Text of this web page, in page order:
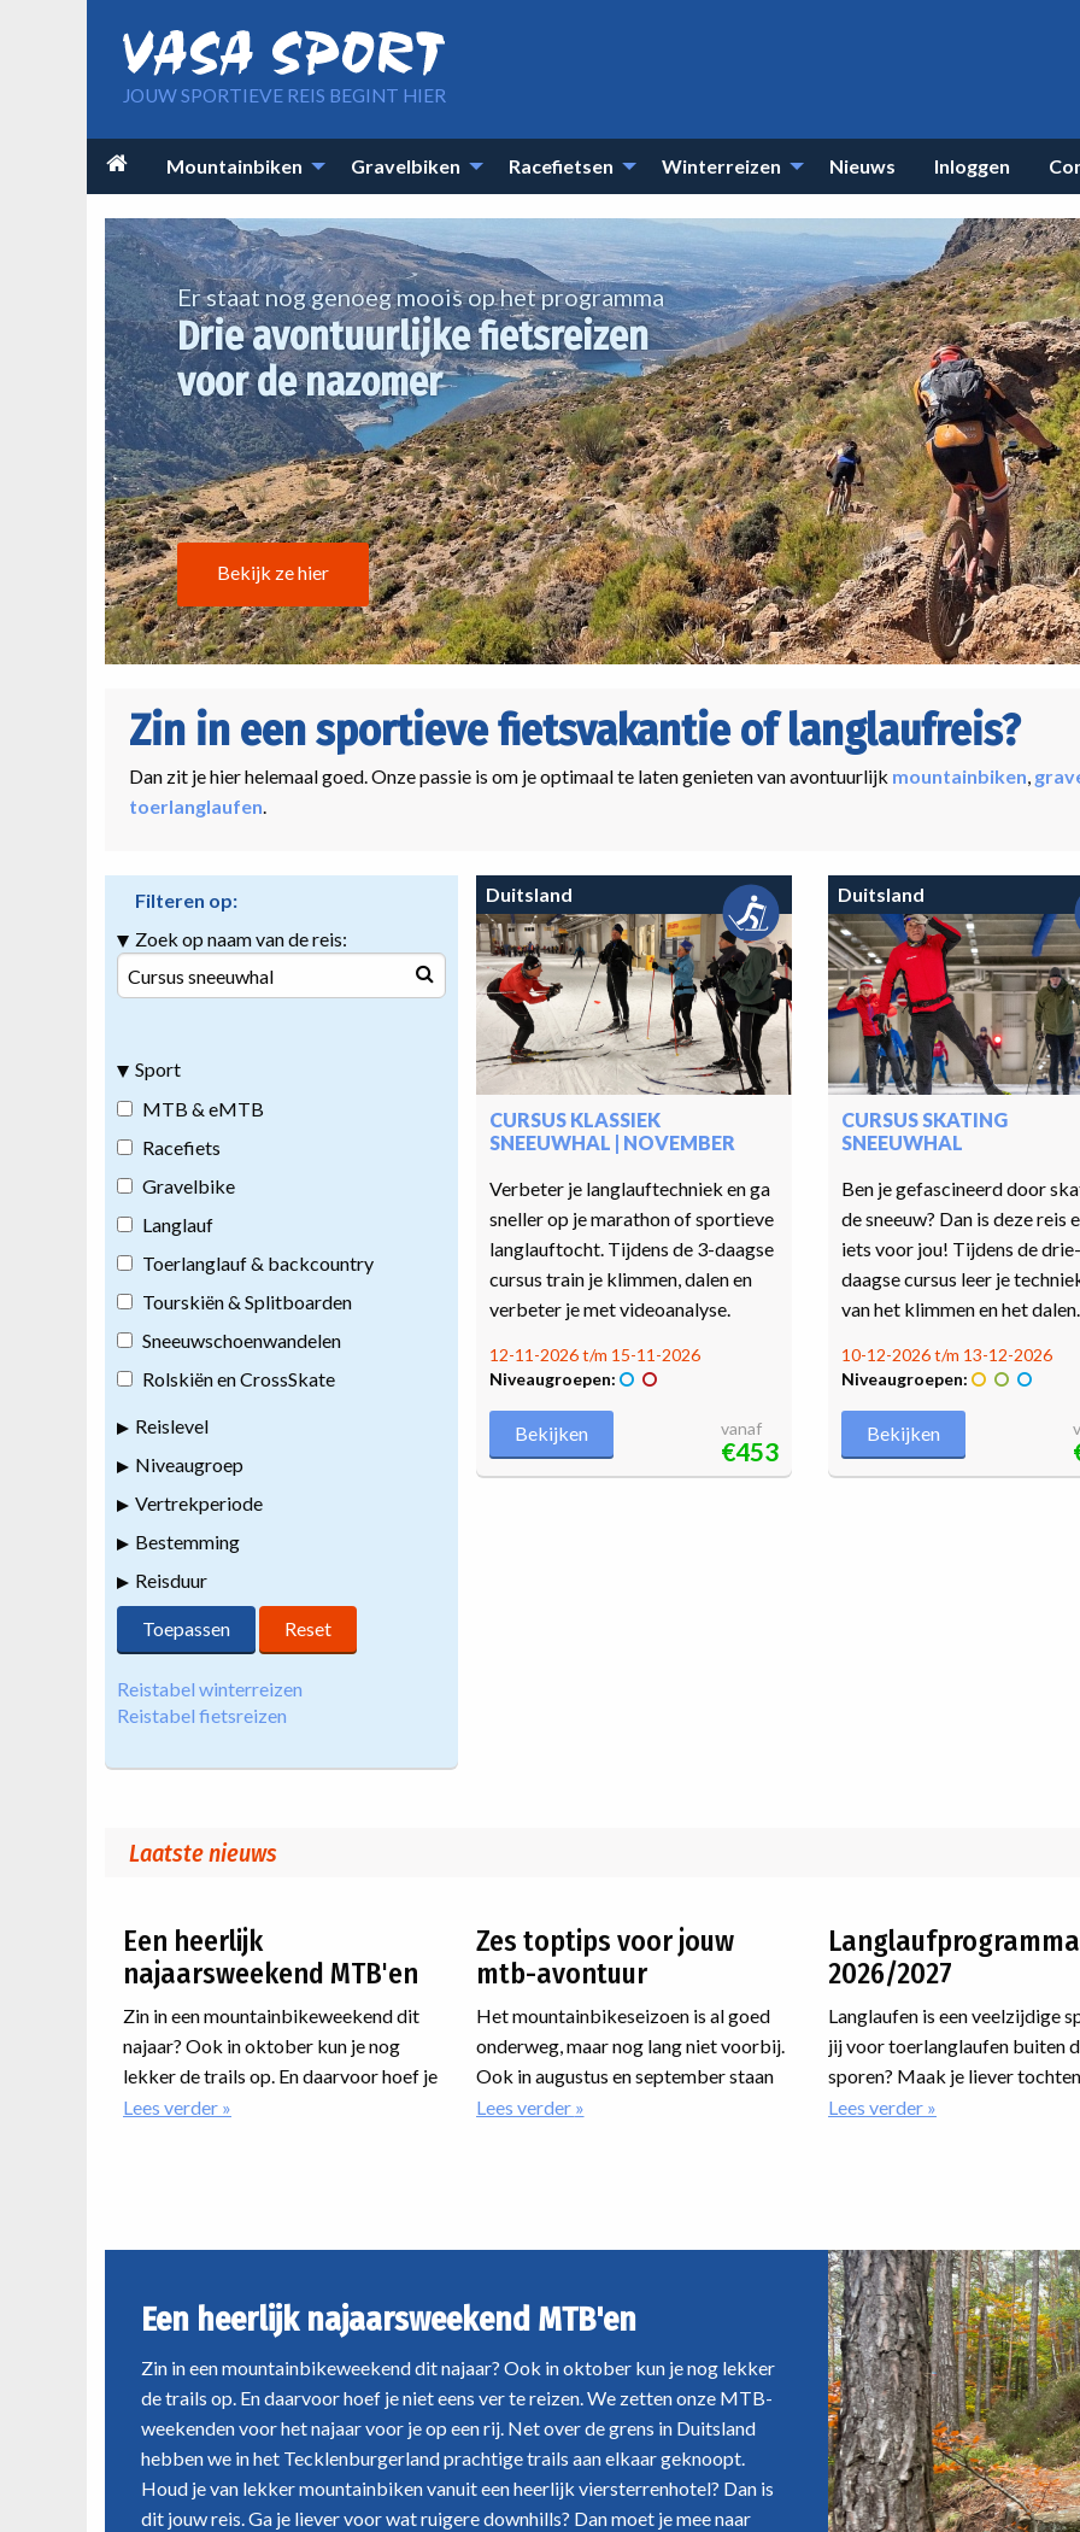
JOUW SPORTIEVE REIS BEGINT HIER
Main
navigation
 Mountainbiken Gravelbiken Racefietsen Winterreizen Nieuws Inloggen
Er staat nog genoeg moois op het programma
Drie avontuurlijke fietsreizen
voor de nazomer
Bekijk ze hier
Zin in een sportieve fietsvakantie of langlaufreis?
Dan zit je hier helemaal goed. Onze passie is om je optimaal te laten genieten van avontuurlijk mountainbiken,
toerlanglaufen.
Filteren op:
Zoek op naam van de reis:
Sport
MTB & eMTB
Racefiets
Gravelbike
Langlauf
Toerlanglauf & backcountry
Tourskiën & Splitboarden
Sneeuwschoenwandelen
Rolskiën en CrossSkate
Reislevel
Niveaugroep
Vertrekperiode
Bestemming
Reisduur
Reistabel winterreizen
Reistabel fietsreizen
Duitsland
CURSUS KLASSIEK
SNEEUWHAL | NOVEMBER
Verbeter je langlauftechniek en ga
sneller op je marathon of sportieve
langlauftocht. Tijdens de 3-daagse
cursus train je klimmen, dalen en
verbeter je met videoanalyse.
12-11-2026 t/m 15-11-2026
Niveaugroepen:
Bekijken vanaf
€453
Duitsland
CURSUS SKATING
SNEEUWHAL
Ben je gefascineerd door
de sneeuw? Dan is deze reis
iets voor jou! Tijdens de drie-
daagse cursus leer je
van het klimmen en het dalen.
10-12-2026 t/m 13-12-2026
Niveaugroepen:
Bekijken
Laatste nieuws
Een heerlijk
najaarsweekend MTB'en
Zin in een mountainbikeweekend dit
najaar? Ook in oktober kun je nog
lekker de trails op. En daarvoor hoef je
niet eens ver te reizen. We zetten onze
aan elkaar geknoopt. Houd je van
heerlijk viersterrenhotel? Dan is dit
downhills? Dan moet je mee naar
België!
Lees verder over
Zes toptips voor jouw
mtb-avontuur
Het mountainbikeseizoen is al goed
onderweg, maar nog lang niet voorbij.
Ook in augustus en september staan
er nog een paar hele mooie
ongetwijfeld een reis tussen die bij jou
Lees verder over
Langlaufprogramma
2026/2027
Langlaufen is een veelzijdige
jij voor toerlanglaufen buiten
sporen? Maak je liever
loipe? Wil je jouw techniek
Lees verder over
Een heerlijk najaarsweekend MTB'en
Zin in een mountainbikeweekend dit najaar? Ook in oktober kun je nog lekker
de trails op. En daarvoor hoef je niet eens ver te reizen. We zetten onze MTB-
weekenden voor het najaar voor je op een rij. Net over de grens in Duitsland
hebben we in het Tecklenburgerland prachtige trails aan elkaar geknoopt.
Houd je van lekker mountainbiken vanuit een heerlijk viersterrenhotel? Dan is
dit jouw reis. Ga je liever voor wat ruigere downhills? Dan moet je mee naar